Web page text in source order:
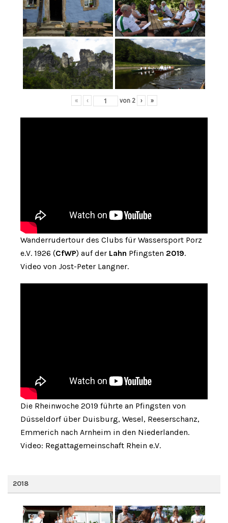
« ‹ von 2 › »
Wanderrudertour des Clubs für Wassersport Porz
e.V. 1926 (CfWP) auf der Lahn Pfingsten 2019.
Video von Jost-Peter Langner.
Die Rheinwoche 2019 führte an Pfingsten von
Düsseldorf über Duisburg, Wesel, Reeserschanz,
Emmerich nach Arnheim in den Niederlanden.
Video: Regattagemeinschaft Rhein e.V.
2018